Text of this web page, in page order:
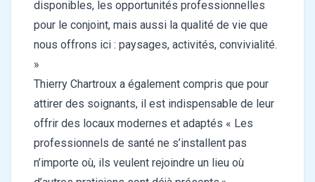
disponibles, les opportunités professionnelles
pour le conjoint, mais aussi la qualité de vie que
nous offrons ici : paysages, activités, convivialité.
»
Thierry Chartroux a également compris que pour
attirer des soignants, il est indispensable de leur
offrir des locaux modernes et adaptés « Les
professionnels de santé ne s’installent pas
n’importe où, ils veulent rejoindre un lieu où